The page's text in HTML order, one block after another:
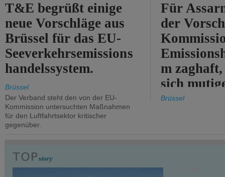
T&E begrüßt einige
neue Vorschläge aus
Brüssel für das EU-
Seeverkehrsemissions
handelssystem.
Brüssel
Der Verband steht den von der EU-
Kommission untersuchten Maßnahmen
für den Luftfahrtsektor kritischer
gegenüber.
Für
der
m
sich
Brüssel